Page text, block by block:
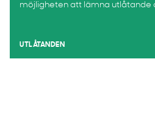
möjligheten att lämna utlåtande
UTLÅTANDEN